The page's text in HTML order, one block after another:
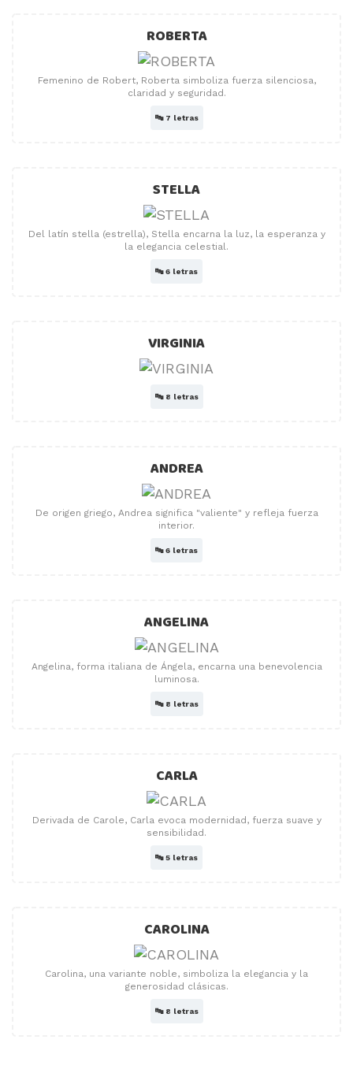
ROBERTA
Femenino de Robert, Roberta simboliza fuerza silenciosa,
claridad y seguridad.
🔤 7 letras
STELLA
Del latín stella (estrella), Stella encarna la luz, la esperanza y
la elegancia celestial.
🔤6 letras
VIRGINIA
🔤 8 letras
ANDREA
De origen griego, Andrea significa "valiente" y refleja fuerza
interior.
🔤6 letras
ANGELINA
Angelina, forma italiana de Ángela, encarna una benevolencia
luminosa.
🔤 8 letras
CARLA
Derivada de Carole, Carla evoca modernidad, fuerza suave y
sensibilidad.
🔤5 letras
CAROLINA
Carolina, una variante noble, simboliza la elegancia y la
generosidad clásicas.
🔤 8 letras